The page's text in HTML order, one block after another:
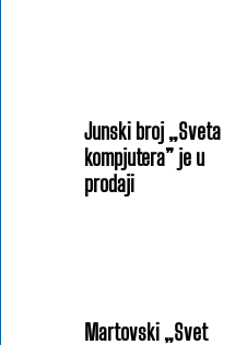
Junski broj „Sveta
kompjutera” je u
prodaji
Martovski „Svet